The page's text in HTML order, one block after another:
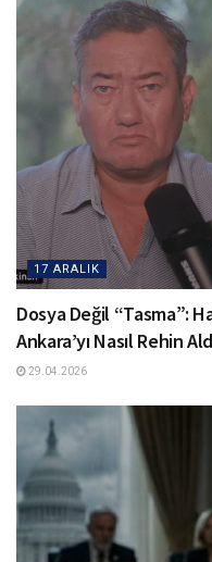
17 ARALIK
Dosya Değil “Tasma”:
Ankara’yı Nasıl Rehin
29.04.2026